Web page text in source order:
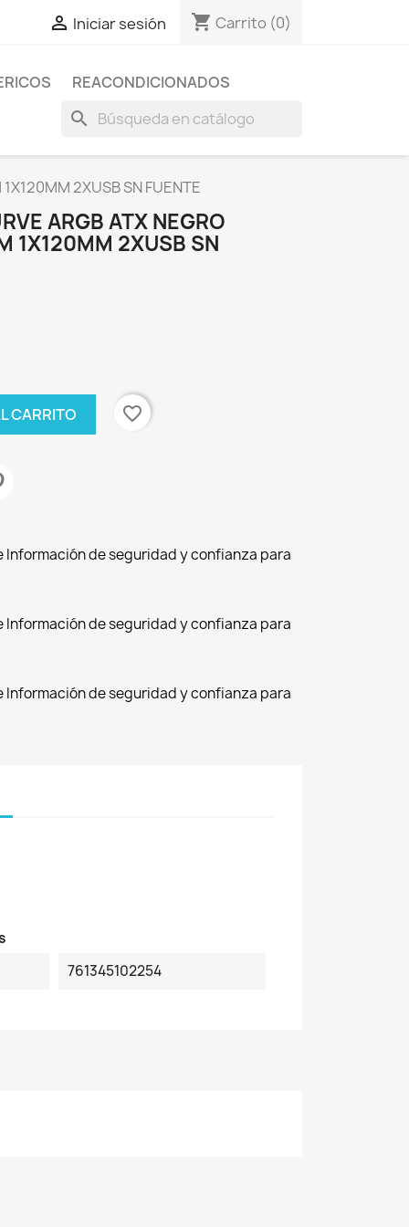
 Iniciar sesión shopping_cart Carrito (0)
REACONDICIONADOS
search
2XUSB SN FUENTE
ARGB ATX NEGRO
1X120MM 2XUSB SN
CARRITO favorite_border
Información de seguridad y confianza para
Información de seguridad y confianza para
Información de seguridad y confianza para
761345102254